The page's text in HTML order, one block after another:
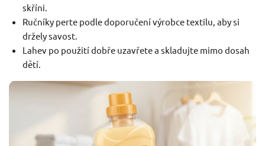
skříni.
Ručníky perte podle doporučení výrobce textilu, aby si
držely savost.
Lahev po použití dobře uzavřete a skladujte mimo dosah
dětí.